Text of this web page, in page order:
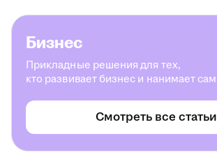
Бизнес
Прикладные решения для тех,
кто развивает бизнес и нанимает сам
Смотреть все статьи